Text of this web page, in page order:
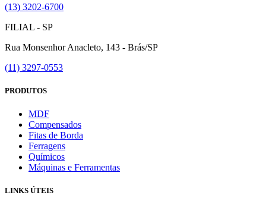
(13) 3202-6700
FILIAL - SP
Rua Monsenhor Anacleto, 143 - Brás/SP
(11) 3297-0553
PRODUTOS
MDF
Compensados
Fitas de Borda
Ferragens
Químicos
Máquinas e Ferramentas
LINKS ÚTEIS